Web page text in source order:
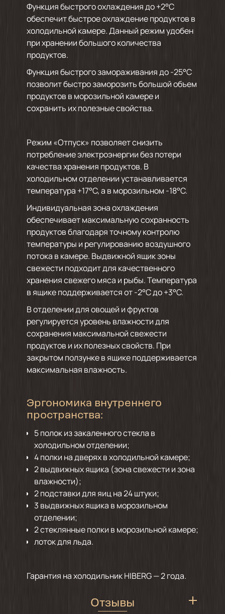
Функция быстрого охлаждения до +2°С
обеспечит быстрое охлаждение продуктов в
холодильной камере. Данный режим удобен
при хранении большого количества
продуктов.
Функция быстрого замораживания до -25°С
позволит быстро заморозить большой объем
продуктов в морозильной камере и
сохранить их полезные свойства.
Режим «Отпуск» позволяет снизить
потребление электроэнергии без потери
качества хранения продуктов. В
холодильном отделении устанавливается
температура +17°C, а в морозильном -18°C.
Индивидуальная зона охлаждения
обеспечивает максимальную сохранность
продуктов благодаря точному контролю
температуры и регулированию воздушного
потока в камере. Выдвижной ящик зоны
свежести подходит для качественного
хранения свежего мяса и рыбы. Температура
в ящике поддерживается от -2°C до +3°C.
В отделении для овощей и фруктов
регулируется уровень влажности для
сохранения максимальной свежести
продуктов и их полезных свойств. При
закрытом ползунке в ящике поддерживается
максимальная влажность.
Эргономика внутреннего
пространства:
5 полок из закаленного стекла в
холодильном отделении;
4 полки на дверях в холодильной камере;
2 выдвижных ящика (зона свежести и зона
влажности);
2 подставки для яиц на 24 штуки;
3 выдвижных ящика в морозильном
отделении;
2 стеклянные полки в морозильной камере;
лоток для льда.
Гарантия на холодильник HIBERG — 2 года.
Отзывы